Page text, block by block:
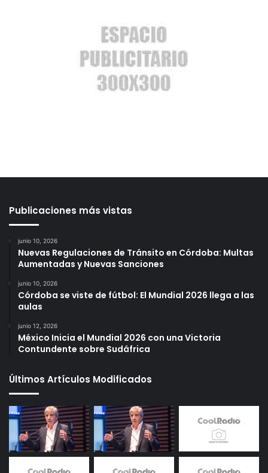
Publicaciones más vistas
junio 10, 2026
Nuevas Regulaciones de Tránsito en Córdoba: Multas
Aumentadas y Nuevas Sanciones
junio 10, 2026
Córdoba se viste de fútbol: El Mundial 2026 llega a las
aulas
junio 12, 2026
México Inicia el Mundial 2026 con una Victoria
Contundente sobre Sudáfrica
Últimos Artículos Modificados